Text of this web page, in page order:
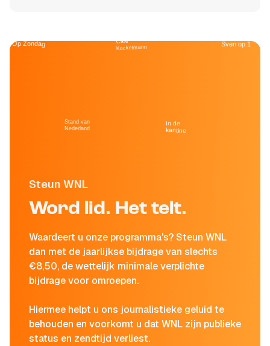
Steun WNL
Word lid. Het telt.
Waardeert u onze programma's? Steun WNL
dan met de jaarlijkse bijdrage van slechts
€8,50, de wettelijk minimale verplichte
bijdrage voor omroepen.
Hiermee helpt u ons journalistieke geluid te
behouden en voorkomt u dat WNL zijn publieke
status en zendtijd verliest.
Op Zondag
Stand van
Nederland
Café
Kockelmann
In de
kantine
Sven op 1